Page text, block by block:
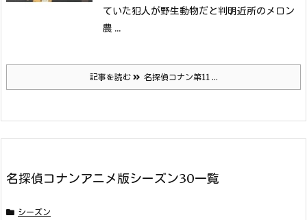
ていた犯人が野生動物だと判明近所のメロン
農 ...
記事を読む 名探偵コナン第11 ...
名探偵コナンアニメ版シーズン30一覧
シーズン